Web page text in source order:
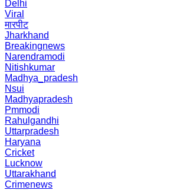
Delhi
Viral
मारपीट
Jharkhand
Breakingnews
Narendramodi
Nitishkumar
Madhya_pradesh
Nsui
Madhyapradesh
Pmmodi
Rahulgandhi
Uttarpradesh
Haryana
Cricket
Lucknow
Uttarakhand
Crimenews